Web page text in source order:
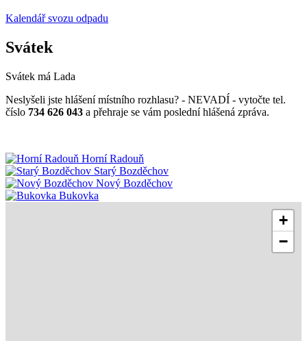
Kalendář svozu odpadu
Svátek
Svátek má Lada
Neslyšeli jste hlášení místního rozhlasu? - NEVADÍ - vytočte tel.
číslo 734 626 043 a přehraje se vám poslední hlášená zpráva.
Horní Radouň
Starý Bozděchov
Nový Bozděchov
Bukovka
+
−